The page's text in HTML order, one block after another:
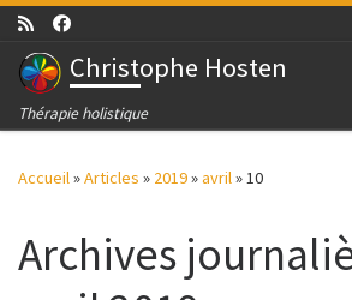
Passer au contenu
Christophe Hosten
Thérapie holistique
Accueil»Articles » 2019»avril»10
Archives